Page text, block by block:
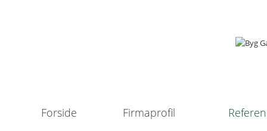
Forside Firmaprofil